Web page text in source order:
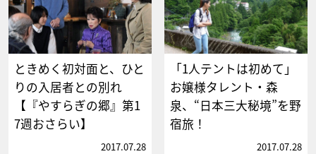
ときめく初対面と、ひと
りの入居者との別れ
【『やすらぎの郷』第1
7週おさらい】
2017.07.28
「1人テントは初めて」
お嬢様タレント・森
泉、“日本三大秘境”を野
宿旅！
2017.07.28